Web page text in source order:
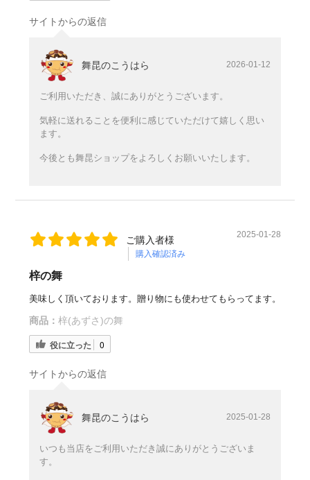
サイトからの返信
舞昆のこうはら 2026-01-12
ご利用いただき、誠にありがとうございます。
気軽に送れることを便利に感じていただけて嬉しく思い
ます。
今後とも舞昆ショップをよろしくお願いいたします。
ご購入者様
購入確認済み
2025-01-28
梓の舞
美味しく頂いております。贈り物にも使わせてもらってます。
商品： 梓(あずさ)の舞
役に立った 0
サイトからの返信
舞昆のこうはら 2025-01-28
いつも当店をご利用いただき誠にありがとうございま
す。